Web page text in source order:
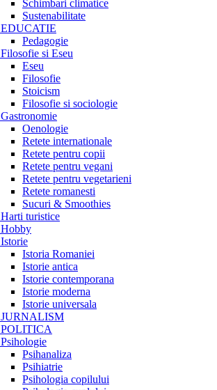
Schimbari climatice
Sustenabilitate
EDUCATIE
Pedagogie
Filosofie si Eseu
Eseu
Filosofie
Stoicism
Filosofie si sociologie
Gastronomie
Oenologie
Retete internationale
Retete pentru copii
Retete pentru vegani
Retete pentru vegetarieni
Retete romanesti
Sucuri & Smoothies
Harti turistice
Hobby
Istorie
Istoria Romaniei
Istorie antica
Istorie contemporana
Istorie moderna
Istorie universala
JURNALISM
POLITICA
Psihologie
Psihanaliza
Psihiatrie
Psihologia copilului